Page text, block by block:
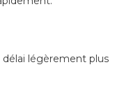
délai légèrement plus